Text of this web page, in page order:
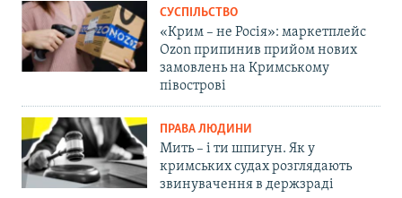
СУСПІЛЬСТВО
«Крим – не Росія»: маркетплейс
Ozon припинив прийом нових
замовлень на Кримському
півострові
ПРАВА ЛЮДИНИ
Мить – і ти шпигун. Як у
кримських судах розглядають
звинувачення в держзраді